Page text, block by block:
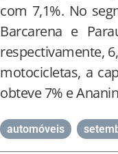
com 7,1%. No
Barcarena e
respectivamente,
motocicletas, a
obteve 7% e
automóveis